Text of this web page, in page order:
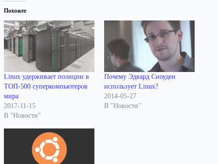
Похожее
Linux удерживает позиции в
ТОП-500 суперкомпьютеров
мира
2017-11-15
В "Новости"
Почему Эдвард Сноуден
использует Linux?
2014-05-27
В "Новости"